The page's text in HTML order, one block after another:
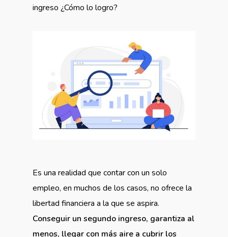
ingreso ¿Cómo lo logro?
Es una realidad que contar con un solo
empleo, en muchos de los casos, no ofrece la
libertad financiera a la que se aspira.
Conseguir un segundo ingreso, garantiza al
menos, llegar con más aire a cubrir los